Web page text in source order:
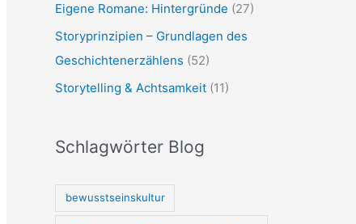
Eigene Romane: Hintergründe (27)
Storyprinzipien – Grundlagen des
Geschichtenerzählens (52)
Storytelling & Achtsamkeit (11)
Schlagwörter Blog
bewusstseinskultur